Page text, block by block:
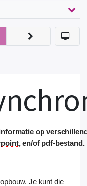
op
, en/of pdf-bestand.
Je kunt die